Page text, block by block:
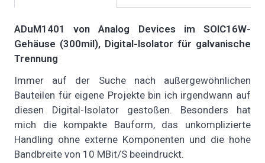
ADuM1401 von Analog Devices im SOIC16W-
Gehäuse (300mil), Digital-Isolator für galvanische
Trennung
Immer auf der Suche nach außergewöhnlichen
Bauteilen für eigene Projekte bin ich irgendwann auf
diesen Digital-Isolator gestoßen. Besonders hat
mich die kompakte Bauform, das unkomplizierte
Handling ohne externe Komponenten und die hohe
Bandbreite von 10 MBit/S beeindruckt.